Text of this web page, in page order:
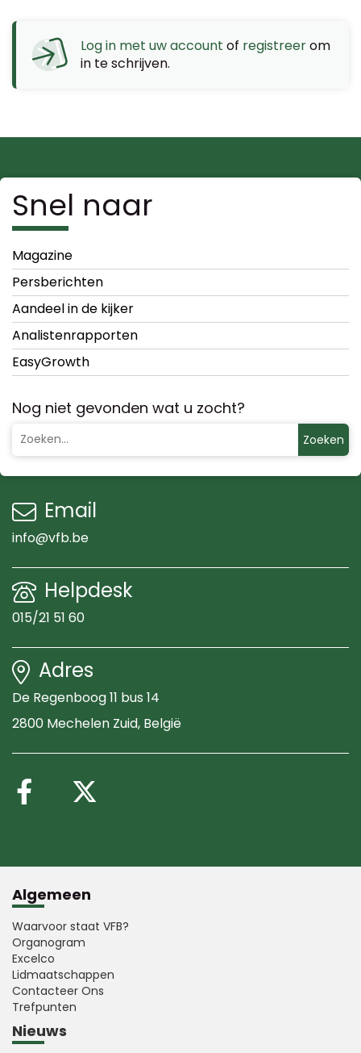
Log in met uw account of registreerom
in te schrijven.
Snel naar
Magazine
Persberichten
Aandeel in de kijker
Analistenrapporten
EasyGrowth
Nog niet gevonden wat u zocht?
Zoeken
Email
info@vfb.be
Helpdesk
015/21 51 60
Adres
De Regenboog 11 bus 14
2800 Mechelen Zuid, België
Volg ons op Facebook
Algemeen
Waarvoor staat VFB?
Organogram
Excelco
Lidmaatschappen
Contacteer Ons
Trefpunten
Nieuws